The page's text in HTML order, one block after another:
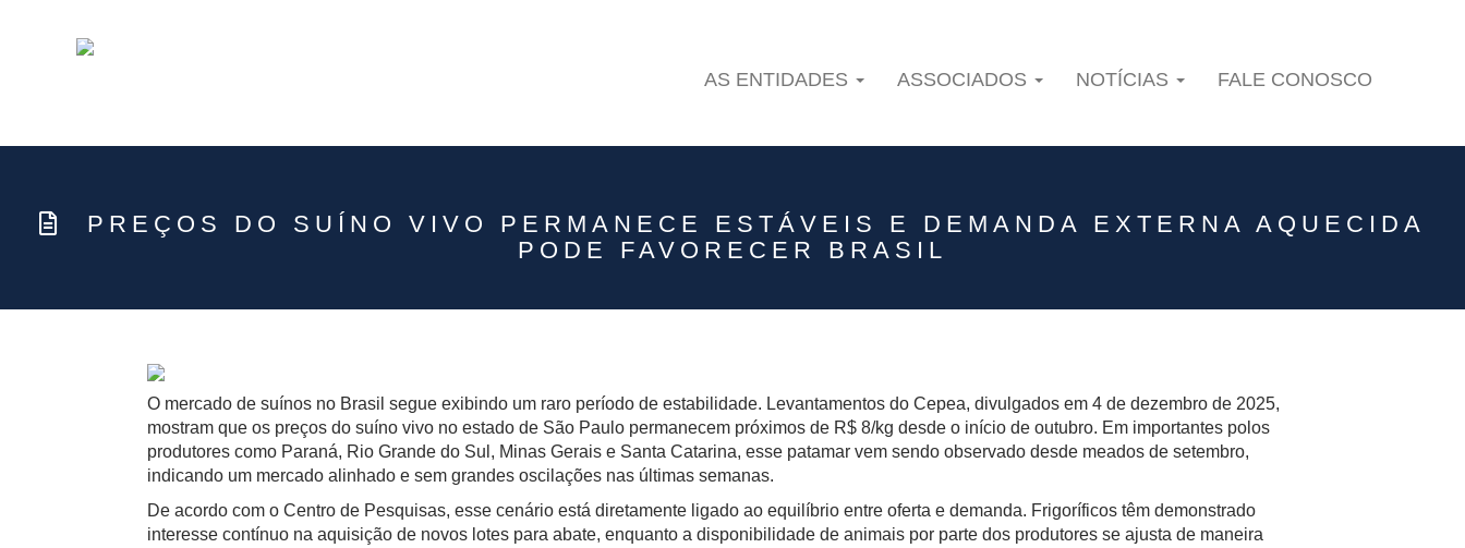
AS ENTIDADES ASSOCIADOS NOTÍCIAS FALE CONOSCO
PREÇOS DO SUÍNO VIVO PERMANECE ESTÁVEIS E DEMANDA EXTERNA AQUECIDA
PODE FAVORECER BRASIL
O mercado de suínos no Brasil segue exibindo um raro período de estabilidade. Levantamentos do Cepea, divulgados em 4 de dezembro de 2025,
mostram que os preços do suíno vivo no estado de São Paulo permanecem próximos de R$ 8/kg desde o início de outubro. Em importantes polos
produtores como Paraná, Rio Grande do Sul, Minas Gerais e Santa Catarina, esse patamar vem sendo observado desde meados de setembro,
indicando um mercado alinhado e sem grandes oscilações nas últimas semanas.
De acordo com o Centro de Pesquisas, esse cenário está diretamente ligado ao equilíbrio entre oferta e demanda. Frigoríficos têm demonstrado
interesse contínuo na aquisição de novos lotes para abate, enquanto a disponibilidade de animais por parte dos produtores se ajusta de maneira